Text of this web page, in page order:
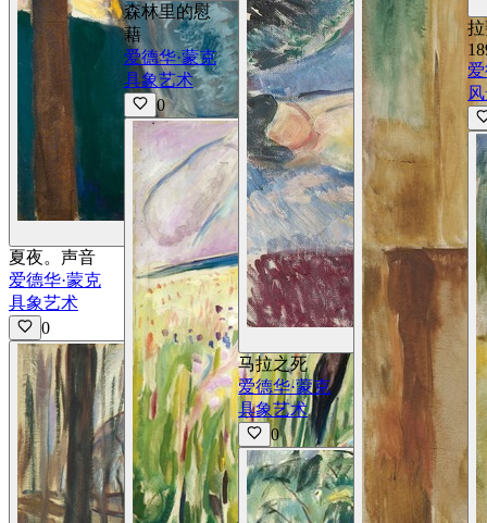
查看详情
夏夜。声音
爱德华·蒙克
具象艺术
0
森林里的慰
藉
爱德华·蒙克
具象艺术
0
马拉之死
爱德华·蒙克
具象艺术
0